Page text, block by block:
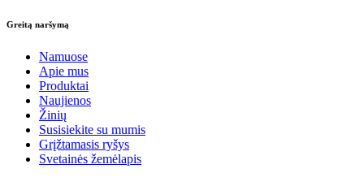
Greitą naršymą
Namuose
Apie mus
Produktai
Naujienos
Žinių
Susisiekite su mumis
Grįžtamasis ryšys
Svetainės žemėlapis